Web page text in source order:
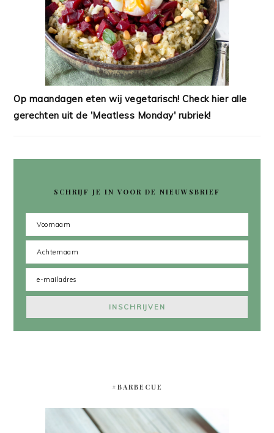
Op maandagen eten wij vegetarisch! Check hier alle
gerechten uit de 'Meatless Monday' rubriek!
SCHRIJF JE IN VOOR DE NIEUWSBRIEF
#BARBECUE